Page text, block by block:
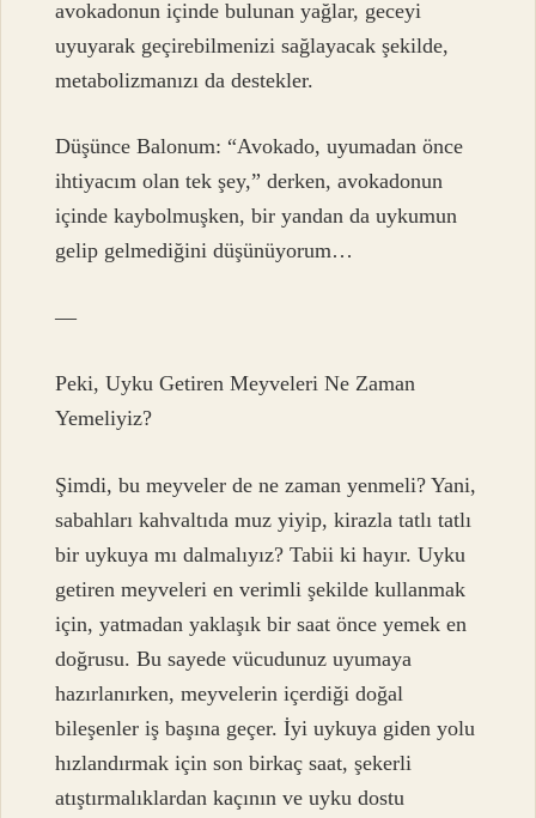
avokadonun içinde bulunan yağlar, geceyi
uyuyarak geçirebilmenizi sağlayacak şekilde,
metabolizmanızı da destekler.
Düşünce Balonum: “Avokado, uyumadan önce
ihtiyacım olan tek şey,” derken, avokadonun
içinde kaybolmuşken, bir yandan da uykumun
gelip gelmediğini düşünüyorum…
—
Peki, Uyku Getiren Meyveleri Ne Zaman
Yemeliyiz?
Şimdi, bu meyveler de ne zaman yenmeli? Yani,
sabahları kahvaltıda muz yiyip, kirazla tatlı tatlı
bir uykuya mı dalmalıyız? Tabii ki hayır. Uyku
getiren meyveleri en verimli şekilde kullanmak
için, yatmadan yaklaşık bir saat önce yemek en
doğrusu. Bu sayede vücudunuz uyumaya
hazırlanırken, meyvelerin içerdiği doğal
bileşenler iş başına geçer. İyi uykuya giden yolu
hızlandırmak için son birkaç saat, şekerli
atıştırmalıklardan kaçının ve uyku dostu